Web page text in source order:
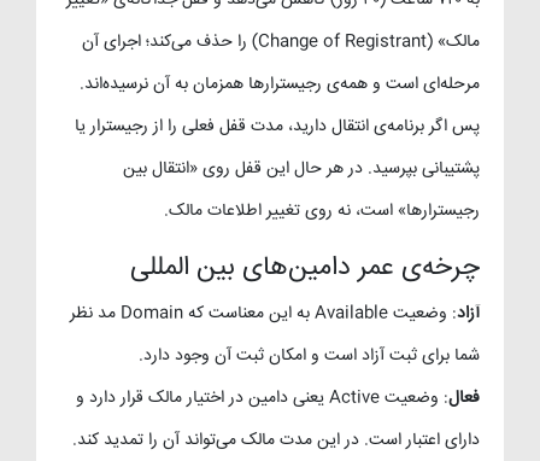
مالک» (Change of Registrant) را حذف می‌کند؛ اجرای آن
مرحله‌ای است و همه‌ی رجیسترارها همزمان به آن نرسیده‌اند.
پس اگر برنامه‌ی انتقال دارید، مدت قفل فعلی را از رجیسترار یا
پشتیبانی بپرسید. در هر حال این قفل روی «انتقال بین
رجیسترارها» است، نه روی تغییر اطلاعات مالک.
چرخه‌ی عمر دامین‌های بین المللی
آزاد
: وضعیت Available به این معناست که Domain مد نظر
شما برای ثبت آزاد است و امکان ثبت آن وجود دارد.
فعال
: وضعیت Active یعنی دامین در اختیار مالک قرار دارد و
دارای اعتبار است. در این مدت مالک می‌تواند آن را تمدید کند.